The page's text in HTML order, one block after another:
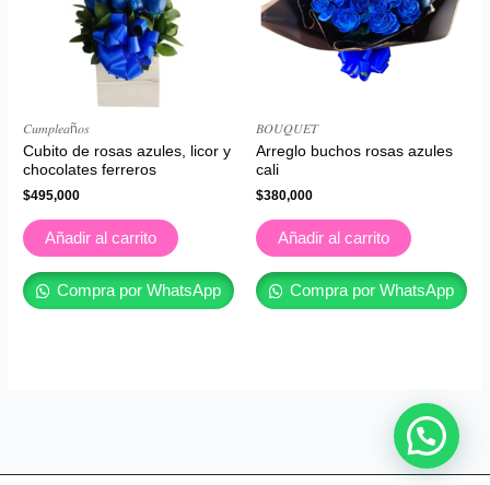
𝐶𝑢𝑚𝑝𝑙𝑒𝑎ñ𝑜𝑠
Cubito de rosas azules, licor y
chocolates ferreros
$495,000
Añadir al carrito
Compra por WhatsApp
𝐵𝑂𝑈𝑄𝑈𝐸𝑇
Arreglo buchos rosas azules
cali
$380,000
Añadir al carrito
Compra por WhatsApp